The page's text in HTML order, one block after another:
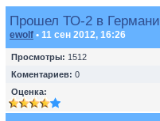
Прошел ТО-2 в
ewolf • 11 сен 2012, 16:26
Просмотры: 1512
Коментариев: 0
Оценка: